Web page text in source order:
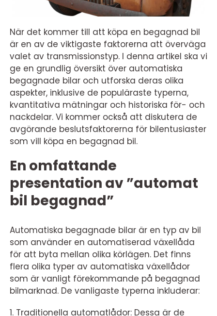
När det kommer till att köpa en begagnad bil
är en av de viktigaste faktorerna att överväga
valet av transmissionstyp. I denna artikel ska vi
ge en grundlig översikt över automatiska
begagnade bilar och utforska deras olika
aspekter, inklusive de populäraste typerna,
kvantitativa mätningar och historiska för- och
nackdelar. Vi kommer också att diskutera de
avgörande beslutsfaktorerna för bilentusiaster
som vill köpa en begagnad bil.
En omfattande
presentation av ”automat
bil begagnad”
Automatiska begagnade bilar är en typ av bil
som använder en automatiserad växellåda
för att byta mellan olika körlägen. Det finns
flera olika typer av automatiska växellådor
som är vanligt förekommande på begagnad
bilmarknad. De vanligaste typerna inkluderar:
1. Traditionella automatlådor: Dessa är de